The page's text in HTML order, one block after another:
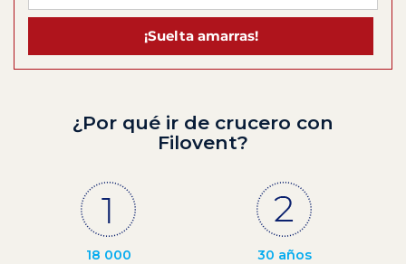
¡Suelta amarras!
¿Por qué ir de crucero con
Filovent?
18 000
30 años